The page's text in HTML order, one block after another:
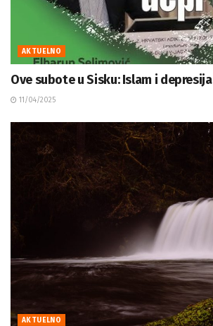
AKTUELNO
Ove subote u Sisku: Islam i depresija
11/04/2025
AKTUELNO